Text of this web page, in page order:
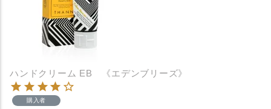
ハンドクリーム EB 《エデンブリーズ》
購入者